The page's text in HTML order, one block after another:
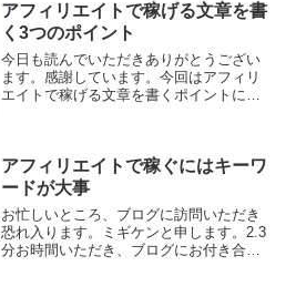
アフィリエイトで稼げる文章を書
く3つのポイント
今日も読んでいただきありがとうござい
ます。感謝しています。今回はアフィリ
エイトで稼げる文章を書くポイントにつ
どんなものでしょうか...
アフィリエイトで稼ぐにはキーワ
ードが大事
お忙しいところ、ブログに訪問いただき
恐れ入ります。ミギケンと申します。2.3
分お時間いただき、ブログにお付き合い